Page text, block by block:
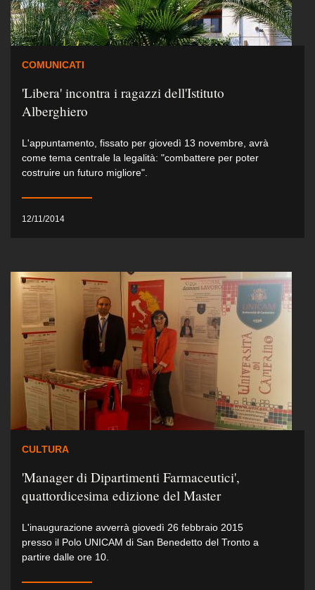
COMUNICATI
'Libera' incontra i ragazzi dell'Istituto
Alberghiero
L'appuntamento, fissato per giovedì 13 novembre, avrà
come tema centrale la legalità: "combattere per poter
costruire un futuro migliore".
12/11/2014
CULTURA
'Manager di Dipartimenti Farmaceutici',
quattordicesima edizione del Master
L'inaugurazione avverrà giovedì 26 febbraio 2015
presso il Polo UNICAM di San Benedetto del Tronto a
partire dalle ore 10.